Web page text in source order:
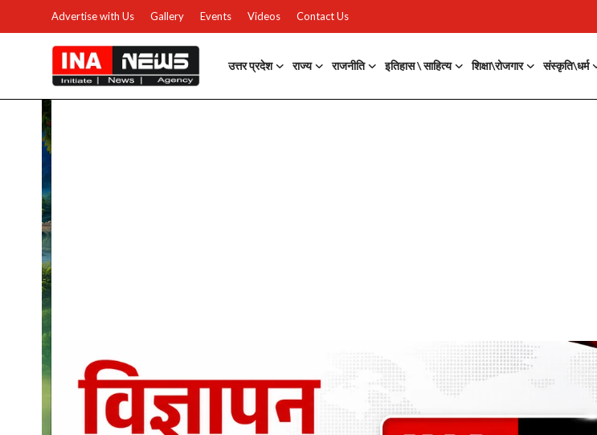
Advertise with Us Gallery Events Videos Contact Us
उत्तर प्रदेश राज्य राजनीति इतिहास \ साहित्य शिक्षा\रोजगार संस्कृति\धर्म
उत्तर प्रदेश
Advertise with Us
Events
Gallery
राजनीति
Contacts
इतिहास \ साहित्य
शिक्षा\रोजगार